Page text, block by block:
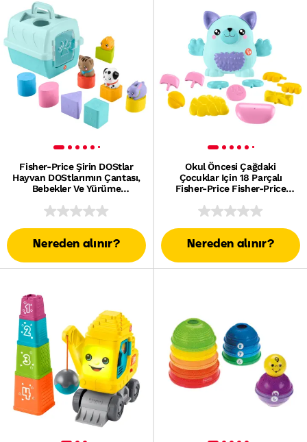
Fisher-Price Şirin DOStlar
Hayvan DOStlarımın Çantası,
Bebekler Ve Yürüme
Eşleştirme Oyuncağı, 8 Blok
Nereden alınır?
Okul Öncesi Çağdaki
Çocuklar Için 18 Parçalı
Fisher-Price Fisher-Price
DOStları Blokları
Nereden alınır?